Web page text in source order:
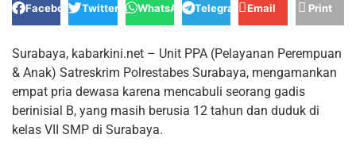
Facebook Twitter WhatsApp Telegram Email Print
Surabaya, kabarkini.net – Unit PPA (Pelayanan Perempuan
& Anak) Satreskrim Polrestabes Surabaya, mengamankan
empat pria dewasa karena mencabuli seorang gadis
berinisial B, yang masih berusia 12 tahun dan duduk di
kelas VII SMP di Surabaya.